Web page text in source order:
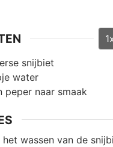
snijbiet
water
peper naar smaak
het wassen van de